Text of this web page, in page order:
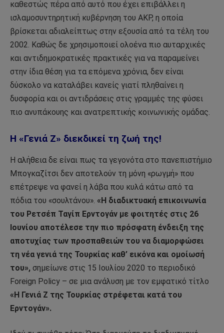
καθεστώς πέρα από αυτό που έχει επιβάλλει η
ισλαμοσυντηρητική κυβέρνηση του ΑΚΡ, η οποία
βρίσκεται αδιαλείπτως στην εξουσία από τα τέλη του
2002. Καθώς δε χρησιμοποιεί ολοένα πιο αυταρχικές
και αντιδημοκρατικές πρακτικές για να παραμείνει
στην ίδια θέση για τα επόμενα χρόνια, δεν είναι
δύσκολο να καταλάβει κανείς γιατί πληθαίνει η
δυσφορία και οι αντιδράσεις στις γραμμές της φύσει
πιο ανυπάκουης και ανατρεπτικής κοινωνικής ομάδας.
Η «Γενιά Ζ» διεκδικεί τη ζωή της!
Η αλήθεια δε είναι πως τα γεγονότα στο πανεπιστήμιο
Μπογκαζίτσι δεν αποτελούν τη μόνη «ρωγμή» που
επέτρεψε να φανεί η λάβα που κυλά κάτω από τα
πόδια του «σουλτάνου». «Η διαδικτυακή επικοινωνία
του Ρετσέπ Ταγίπ Ερντογάν με φοιτητές στις 26
Ιουνίου αποτέλεσε την πιο πρόσφατη ένδειξη της
αποτυχίας των προσπαθειών του να διαμορφώσει
τη νέα γενιά της Τουρκίας καθ’ εικόνα και ομοίωσή
του», σημείωνε στις 15 Ιουλίου 2020 το περιοδικό
Foreign Policy – σε μια ανάλυση με τον εμφατικό τίτλο
«Η Γενιά Ζ της Τουρκίας στρέφεται κατά του
Ερντογάν».